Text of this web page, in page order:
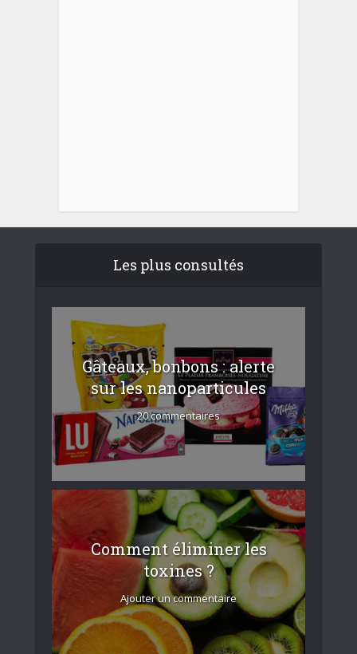
Les plus consultés
Gâteaux, bonbons : alerte
sur les nanoparticules
20 commentaires
Comment éliminer les
toxines ?
Ajouter un commentaire